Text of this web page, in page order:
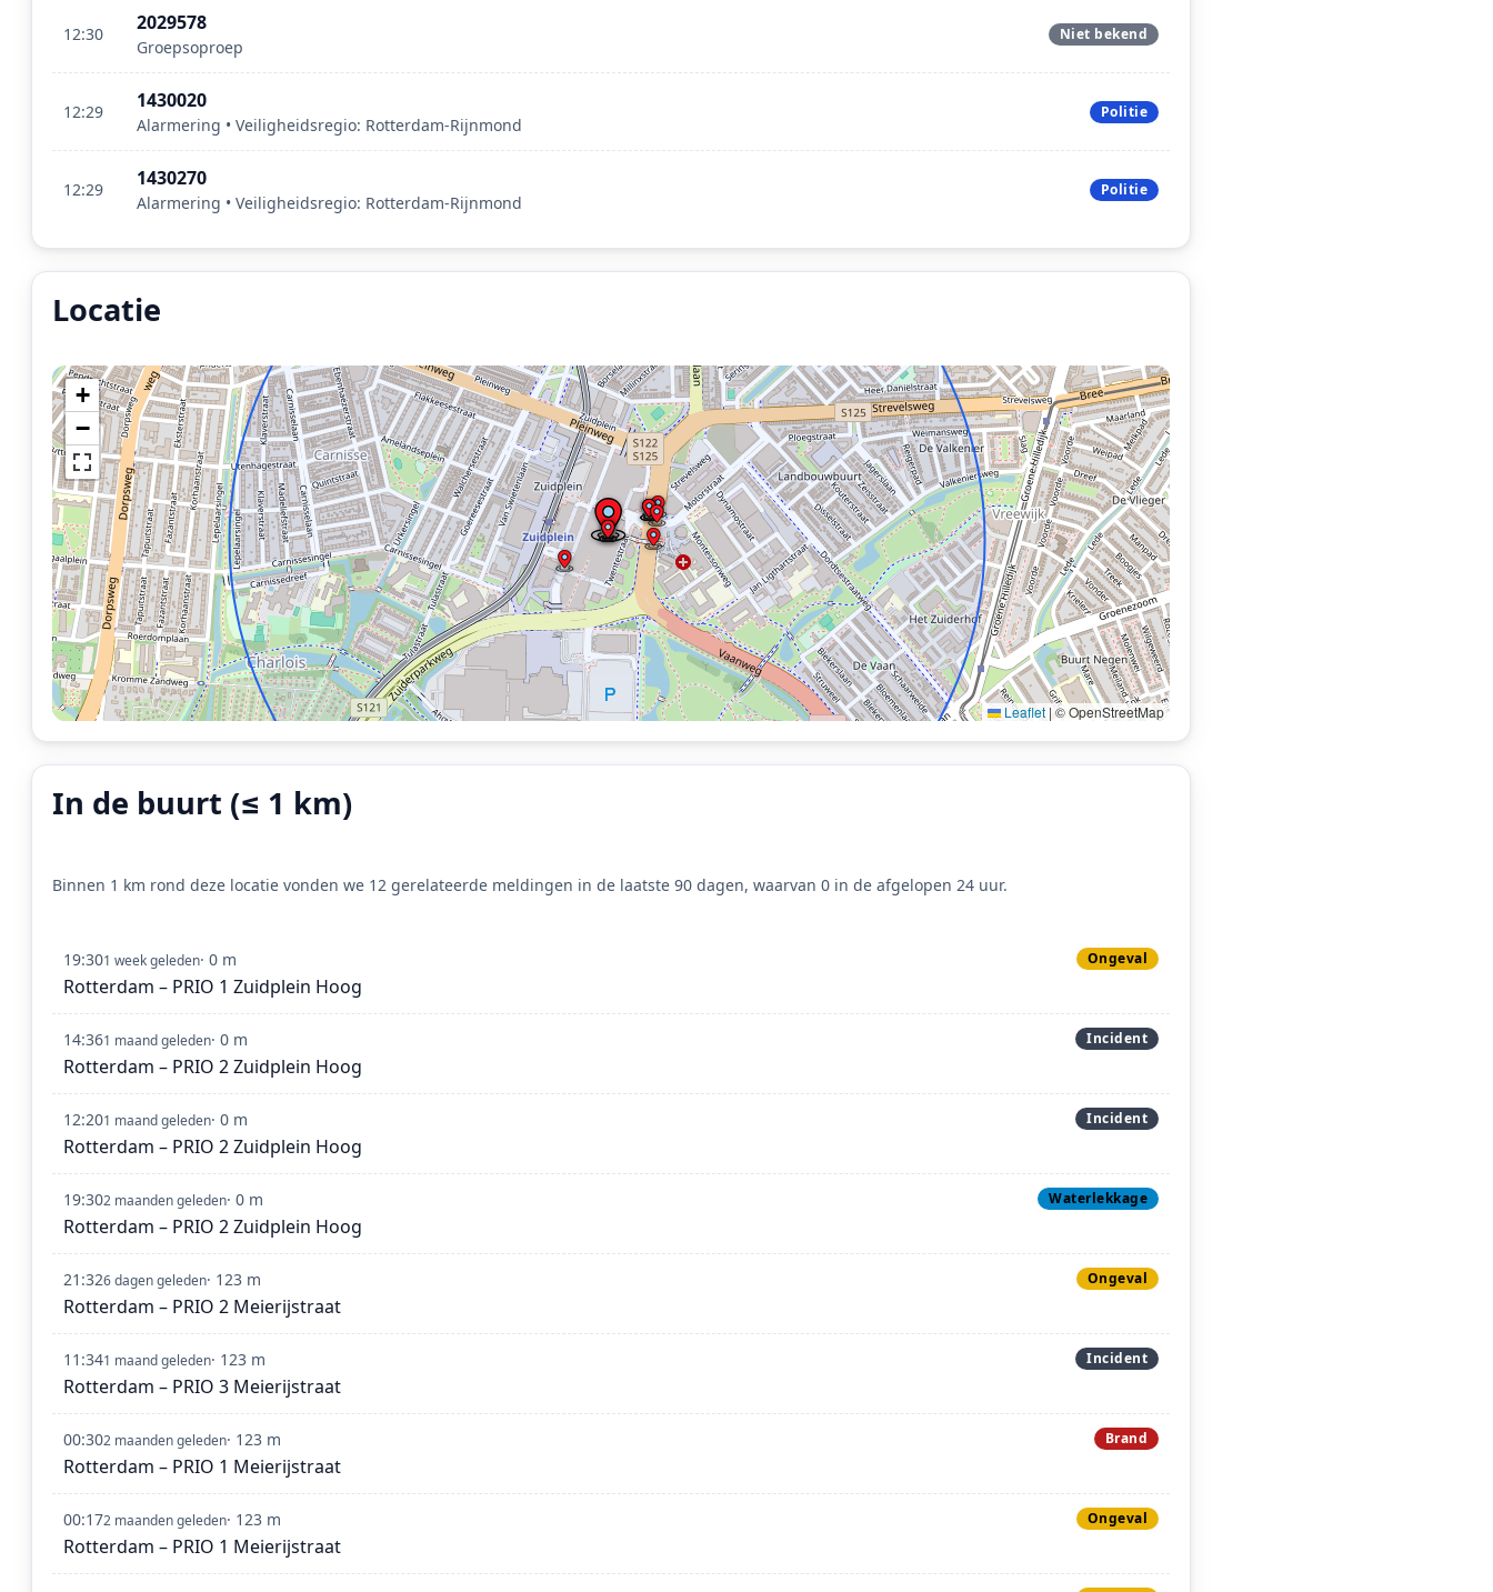
12:30 2029578
Groepsoproep
Niet bekend
12:29 1430020
Alarmering • Veiligheidsregio: Rotterdam-Rijnmond
Politie
12:29 1430270
Alarmering • Veiligheidsregio: Rotterdam-Rijnmond
Politie
Locatie
+
−
Leaflet | © OpenStreetMap
Locatie van het incident: Zuidplein Hoog, Rotterdam.
In de buurt (≤ 1 km)
Binnen 1 km rond deze locatie vonden we 12 gerelateerde meldingen in de laatste 90 dagen, waarvan 0 in de afgelopen 24 uur.
19:301 week geleden· 0 m Ongeval
Rotterdam – PRIO 1 Zuidplein Hoog
14:361 maand geleden· 0 m Incident
Rotterdam – PRIO 2 Zuidplein Hoog
12:201 maand geleden· 0 m Incident
Rotterdam – PRIO 2 Zuidplein Hoog
19:302 maanden geleden· 0 m Waterlekkage
Rotterdam – PRIO 2 Zuidplein Hoog
21:326 dagen geleden· 123 m Ongeval
Rotterdam – PRIO 2 Meierijstraat
11:341 maand geleden· 123 m Incident
Rotterdam – PRIO 3 Meierijstraat
00:302 maanden geleden· 123 m Brand
Rotterdam – PRIO 1 Meierijstraat
00:172 maanden geleden· 123 m Ongeval
Rotterdam – PRIO 1 Meierijstraat